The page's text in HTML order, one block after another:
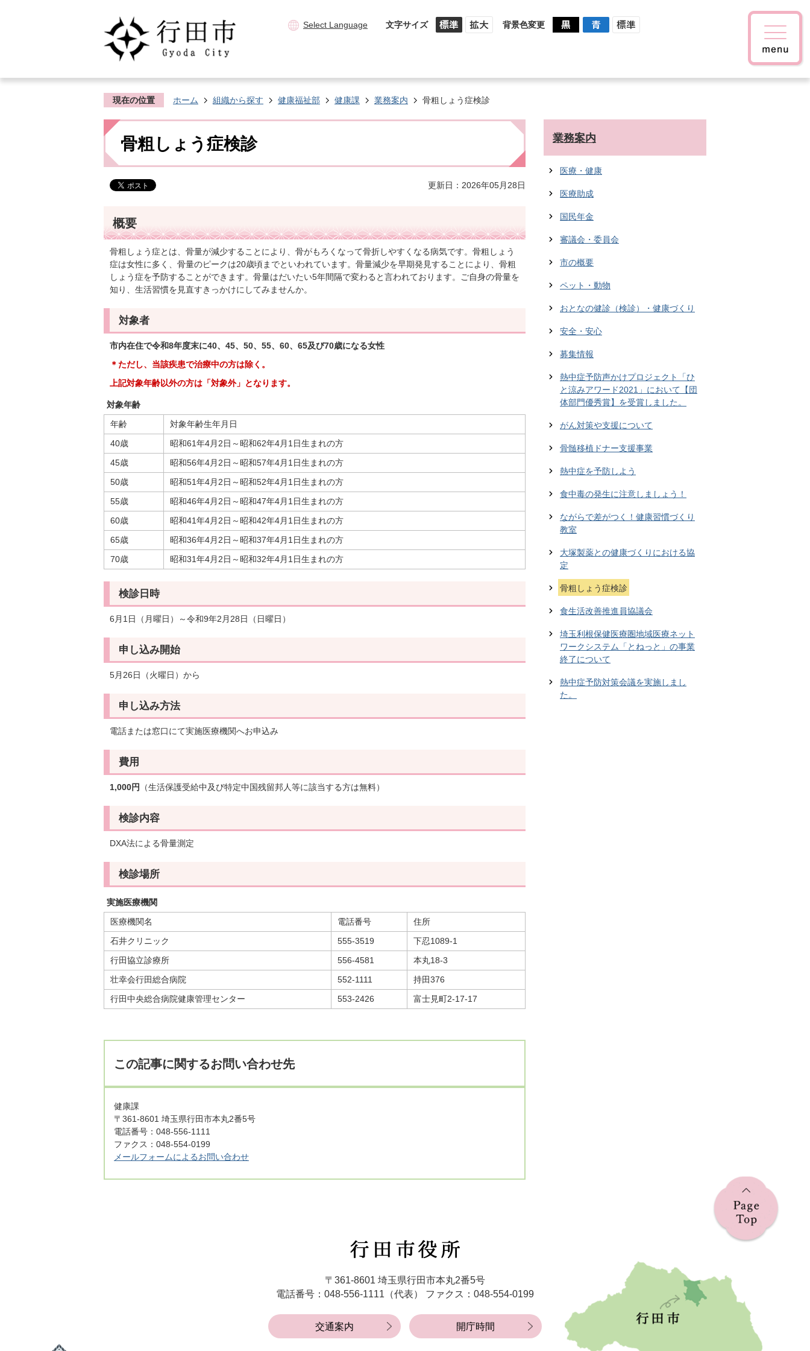
Select Language 文字サイズ 背景色変更
現在の位置 ホーム 組織から探す 健康福祉部 健康課 業務案内 骨粗しょう症検診
骨粗しょう症検診
更新日：2026年05月28日
概要
骨粗しょう症とは、骨量が減少することにより、骨がもろくなって骨折しやすくなる病気です。骨粗しょう
症は女性に多く、骨量のピークは20歳頃までといわれています。骨量減少を早期発見することにより、骨粗
しょう症を予防することができます。骨量はだいたい5年間隔で変わると言われております。ご自身の骨量を
知り、生活習慣を見直すきっかけにしてみませんか。
対象者
市内在住で令和8年度末に40、45、50、55、60、65及び70歳になる女性
＊ただし、当該疾患で治療中の方は除く。
上記対象年齢以外の方は「対象外」となります。
対象年齢
年齢
対象年齢生年月日
40歳
昭和61年4月2日～昭和62年4月1日生まれの方
45歳
昭和56年4月2日～昭和57年4月1日生まれの方
50歳
昭和51年4月2日～昭和52年4月1日生まれの方
55歳
昭和46年4月2日～昭和47年4月1日生まれの方
60歳
昭和41年4月2日～昭和42年4月1日生まれの方
65歳
昭和36年4月2日～昭和37年4月1日生まれの方
70歳
昭和31年4月2日～昭和32年4月1日生まれの方
検診日時
6月1日（月曜日）～令和9年2月28日（日曜日）
申し込み開始
5月26日（火曜日）から
申し込み方法
電話または窓口にて実施医療機関へお申込み
費用
1,000円 （生活保護受給中及び特定中国残留邦人等に該当する方は無料）
検診内容
DXA法による骨量測定
検診場所
実施医療機関
医療機関名
電話番号
住所
石井クリニック
555-3519
下忍1089-1
行田協立診療所
556-4581
本丸18-3
壮幸会行田総合病院
552-1111
持田376
行田中央総合病院健康管理センター
553-2426 富士見町2-17-17
この記事に関するお問い合わせ先
健康課
〒361-8601 埼玉県行田市本丸2番5号
電話番号：048-556-1111
ファクス：048-554-0199
メールフォームによるお問い合わせ
業務案内
医療・健康
医療助成
国民年金
審議会・委員会
市の概要
ペット・動物
おとなの健診（検診）・健康づくり
安全・安心
募集情報
熱中症予防声かけプロジェクト「ひ
と涼みアワード2021」において【団
体部門優秀賞】を受賞しました。
がん対策や支援について
骨髄移植ドナー支援事業
熱中症を予防しよう
食中毒の発生に注意しましょう！
ながらで差がつく！健康習慣づくり
教室
大塚製薬との健康づくりにおける協
定
骨粗しょう症検診
食生活改善推進員協議会
埼玉利根保健医療圏地域医療ネット
ワークシステム「とねっと」の事業
終了について
熱中症予防対策会議を実施しまし
た。
行
田
役
所
〒361-8601 埼玉県行田市本丸2番5号
電話番号：048-556-1111（代表）
ファクス：048-554-0199
交通案内 開庁時間